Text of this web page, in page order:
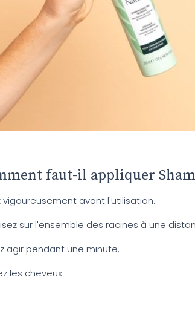
faut-il appliquer
vigoureusement avant l'utilisation.
sur l'ensemble des racines à une
agir pendant une minute.
les cheveux.